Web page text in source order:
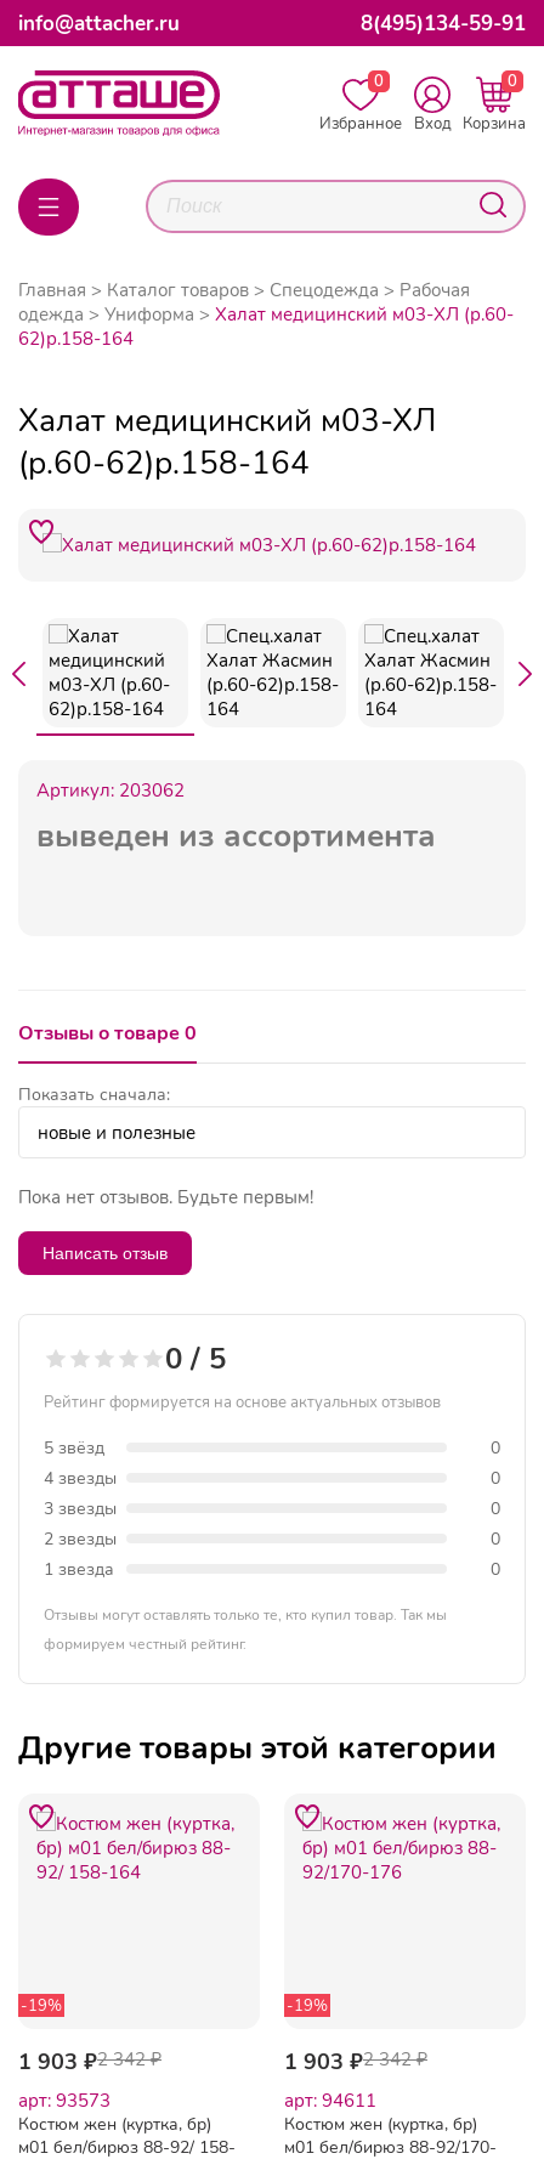
info@attacher.ru 8(495)134-59-91
0
Избранное
Вход
0
Корзина
Главная Каталог товаров Спецодежда
Рабочая
одежда
Униформа
Халат медицинский м03-ХЛ (р.60-
62)р.158-164
Халат медицинский м03-ХЛ
(р.60-62)р.158-164
Артикул: 203062
выведен из ассортимента
Отзывы о товаре 0
Показать сначала:
Пока нет отзывов. Будьте первым!
Написать отзыв
0 / 5
Рейтинг формируется на основе актуальных отзывов
5 звёзд
0
4 звезды
0
3 звезды
0
2 звезды
0
1 звезда
0
Отзывы могут оставлять только те, кто купил товар. Так мы
формируем честный рейтинг.
Другие товары этой категории
-19%
1 903 ₽2 342 ₽
арт: 93573
Костюм жен (куртка, бр)
м01 бел/бирюз 88-92/ 158-
-19%
1 903 ₽2 342 ₽
арт: 94611
Костюм жен (куртка, бр)
м01 бел/бирюз 88-92/170-